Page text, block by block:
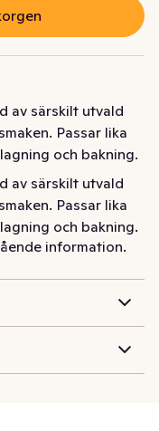
av särskilt utvald
Passar lika
och bakning.
av särskilt utvald
Passar lika
och bakning.
information.